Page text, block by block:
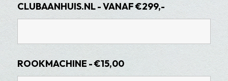
CLUBAANHUIS.NL - VANAF €299,-
ROOKMACHINE - €15,00